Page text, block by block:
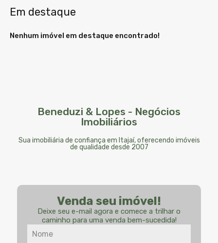
Em destaque
Nenhum imóvel em destaque encontrado!
Beneduzi & Lopes - Negócios
Imobiliários
Sua imobiliária de confiança em Itajaí, oferecendo imóveis
de qualidade desde 2007
Venda seu imóvel!
Deixe seu e-mail agora e comece a trilhar o
caminho para uma venda bem-sucedida!